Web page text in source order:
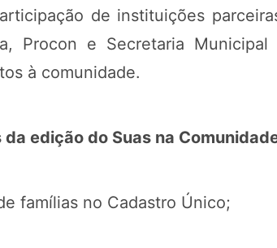
de instituições
Procon e Secretaria
à comunidade.
edição do Suas na
famílias no Cadastro Único;